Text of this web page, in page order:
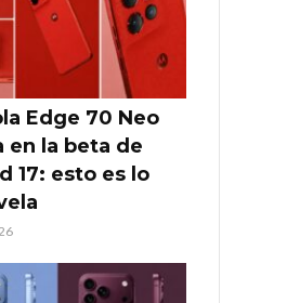
Edge 70 Neo
en la beta de
17: esto es lo